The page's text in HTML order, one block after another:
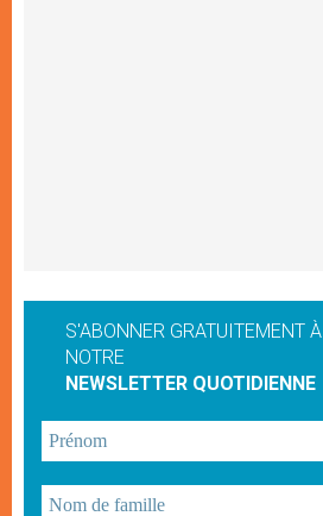
S'ABONNER GRATUITEMENT À
NOTRE
NEWSLETTER QUOTIDIENNE